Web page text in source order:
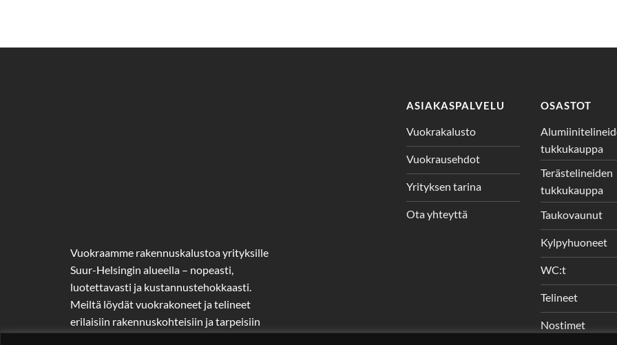
Vuokraamme rakennuskalustoa yrityksille
Suur-Helsingin alueella – nopeasti,
luotettavasti ja kustannustehokkaasti.
Meiltä löydät vuokrakoneet ja telineet
erilaisiin rakennuskohteisiin ja tarpeisiin
ASIAKASPALVELU
Vuokrakalusto
Vuokrausehdot
Yrityksen tarina
Ota yhteyttä
OSASTOT
tukkukauppa
Terästelineiden
tukkukauppa
Taukovaunut
Kylpyhuoneet
WC:t
Telineet
Nostimet